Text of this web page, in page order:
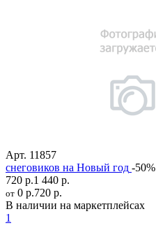
Арт. 11857
снеговиков на Новый год -50%
720 р.1 440 р.
от 0 р.720 р.
В наличии на маркетплейсах
1